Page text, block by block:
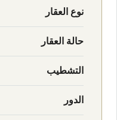
نوع العقار
حالة العقار
التشطيب
الدور